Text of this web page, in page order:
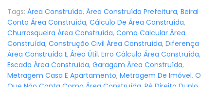
Tags: Área Construída, Área Construída Prefeitura, Beiral
Conta Área Construída, Cálculo De Área Construída,
Churrasqueira Área Construída, Como Calcular Área
Construída, Construção Civil Área Construída, Diferença
Área Construída E Área Útil, Erro Cálculo Área Construída,
Escada Área Construída, Garagem Área Construída,
Metragem Casa E Apartamento, Metragem De Imóvel, O